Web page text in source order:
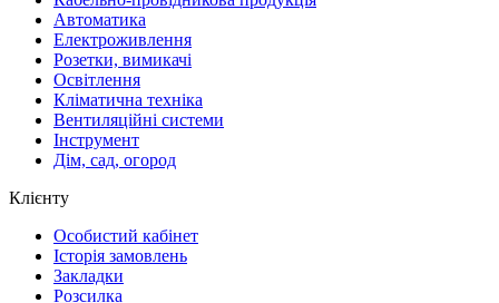
Автоматика
Електроживлення
Розетки, вимикачі
Освітлення
Кліматична техніка
Вентиляційні системи
Інструмент
Дім, сад, огород
Клієнту
Особистий кабінет
Історія замовлень
Закладки
Розсилка